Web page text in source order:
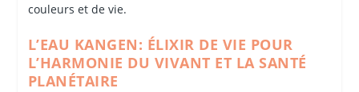
couleurs et de vie.
L’EAU KANGEN: ÉLIXIR DE VIE POUR
L’HARMONIE DU VIVANT ET LA SANTÉ
PLANÉTAIRE